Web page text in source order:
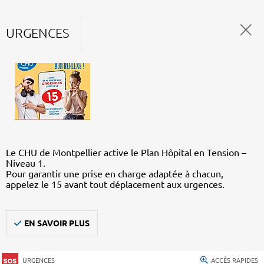
URGENCES
Le CHU de Montpellier active le Plan Hôpital en Tension –
Niveau 1.
Pour garantir une prise en charge adaptée à chacun,
appelez le 15 avant tout déplacement aux urgences.
EN SAVOIR PLUS
URGENCES ACCÈS RAPIDES